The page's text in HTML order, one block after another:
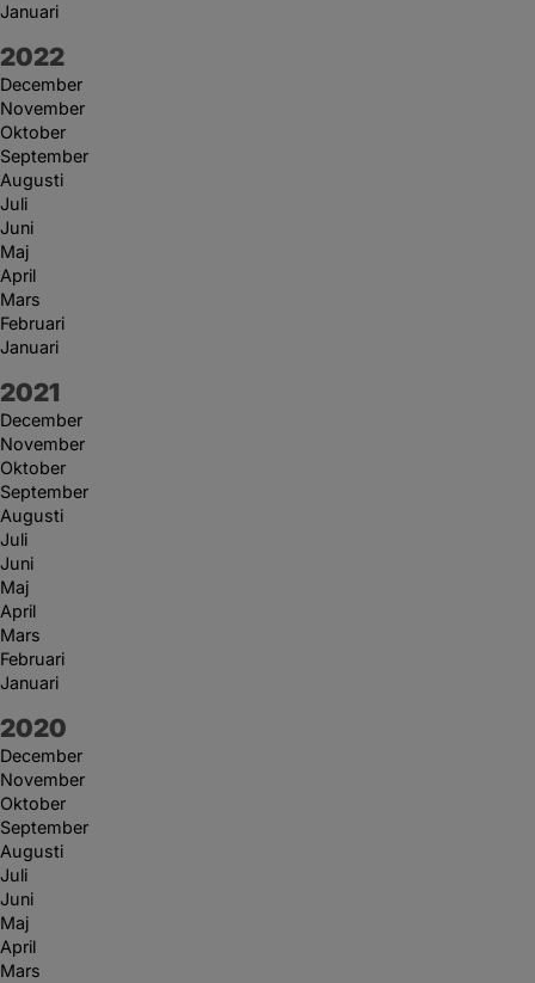
Januari
År:
2022
December
November
Oktober
September
Augusti
Juli
Juni
Maj
April
Mars
Februari
Januari
År:
2021
December
November
Oktober
September
Augusti
Juli
Juni
Maj
April
Mars
Februari
Januari
År:
2020
December
November
Oktober
September
Augusti
Juli
Juni
Maj
April
Mars